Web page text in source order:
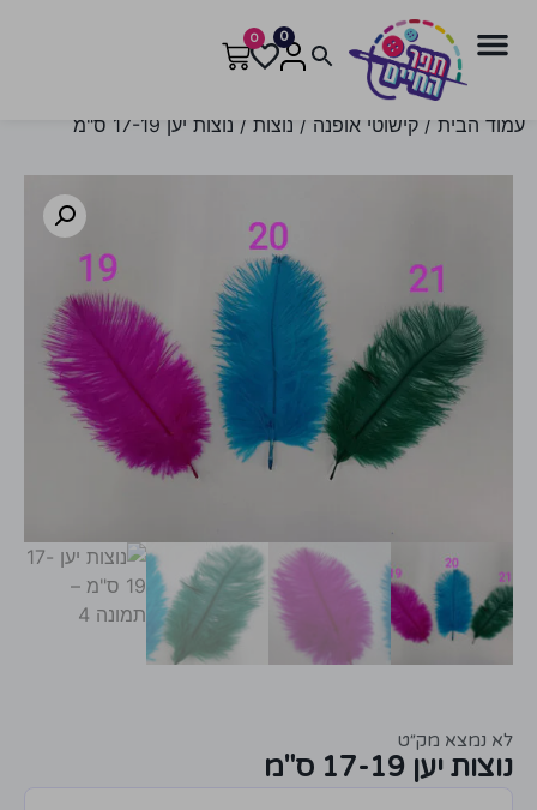
0
0
עמוד הבית / קישוטי אופנה / נוצות / נוצות יען 17-19 ס"מ
לא נמצא מק״ט
נוצות יען 17-19 ס"מ